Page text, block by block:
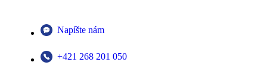
Napíšte nám
+421 268 201 050